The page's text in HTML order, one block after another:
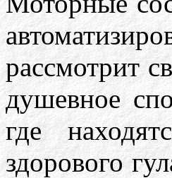
рассмотрит
душевное
где
здорового